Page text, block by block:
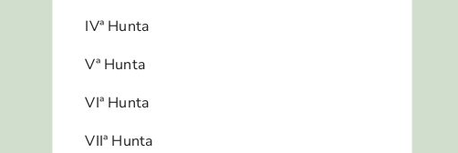
IVª Hunta
Vª Hunta
VIª Hunta
VIIª Hunta